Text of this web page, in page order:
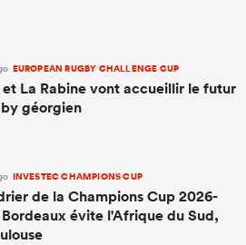
EUROPEAN RUGBY CHALLENGE CUP
La Rabine vont accueillir le futur
géorgien
INVESTEC CHAMPIONS CUP
de la Champions Cup 2026-
évite l'Afrique du Sud,